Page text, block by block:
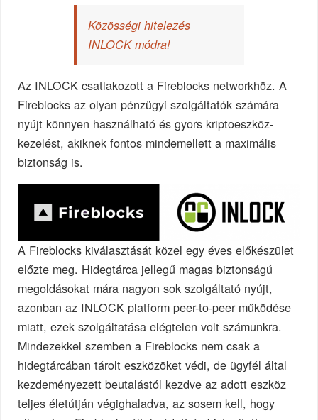
Közösségi hitelezés
INLOCK módra!
Az INLOCK csatlakozott a Fireblocks networkhöz. A
Fireblocks az olyan pénzügyi szolgáltatók számára
nyújt könnyen használható és gyors kriptoeszköz-
kezelést, akiknek fontos mindemellett a maximális
biztonság is.
A Fireblocks kiválasztását közel egy éves előkészület
előzte meg. Hidegtárca jellegű magas biztonságú
megoldásokat mára nagyon sok szolgáltató nyújt,
azonban az INLOCK platform peer-to-peer működése
miatt, ezek szolgáltatása elégtelen volt számunkra.
Mindezekkel szemben a Fireblocks nem csak a
hidegtárcában tárolt eszközöket védi, de ügyfél által
kezdeményezett beutalástól kezdve az adott eszköz
teljes életútján végighaladva, az sosem kell, hogy